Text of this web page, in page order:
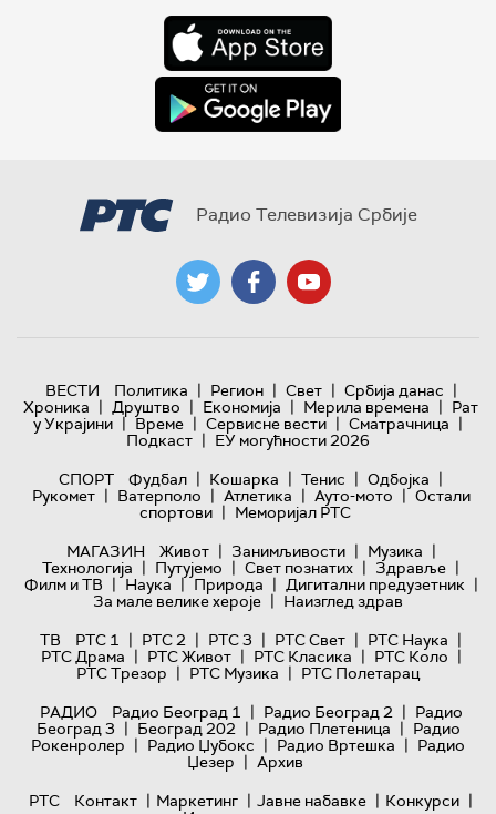
Радио Телевизија Србије
ВЕСТИ Политика | Регион | Свет | Србија данас |
Хроника | Друштво | Економија | Мерила времена | Рат
у Украјини | Време | Сервисне вести | Сматрачница |
Подкаст | ЕУ могућности 2026
СПОРТ
Фудбал | Кошарка | Тенис | Одбојка |
Рукомет | Ватерполо | Атлетика | Ауто-мото | Остали
спортови | Меморијал РТС
МАГАЗИН
Живот | Занимљивости | Музика |
Технологијa | Путујемо | Свет познатих | Здравље |
Филм и ТВ | Наука | Природа | Дигитални предузетник |
За мале велике хероје | Наизглед здрав
ТВ
РТС 1 | РТС 2 | РТС 3 | РТС Свет | РТС Наука |
РТС Драма | РТС Живот | РТС Класика | РТС Коло |
РТС Трезор | РТС Музика | РТС Полетарац
РАДИО
Радио Београд 1 | Радио Београд 2 | Радио
Београд 3 | Београд 202 | Радио Плетеница | Радио
Рокенролер | Радио Џубокс | Радио Вртешка | Радио
Џезер | Архив
РТС
Контакт | Маркетинг | Јавне набавке | Конкурси |